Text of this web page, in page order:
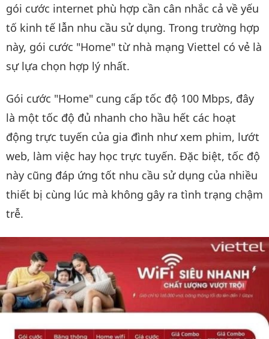
gói cước internet phù hợp cần cân nhắc cả về yếu
tố kinh tế lẫn nhu cầu sử dụng. Trong trường hợp
này, gói cước "Home" từ nhà mạng Viettel có vẻ là
sự lựa chọn hợp lý nhất.
Gói cước "Home" cung cấp tốc độ 100 Mbps, đây
là một tốc độ đủ nhanh cho hầu hết các hoạt
động trực tuyến của gia đình như xem phim, lướt
web, làm việc hay học trực tuyến. Đặc biệt, tốc độ
này cũng đáp ứng tốt nhu cầu sử dụng của nhiều
thiết bị cùng lúc mà không gây ra tình trạng chậm
trễ.